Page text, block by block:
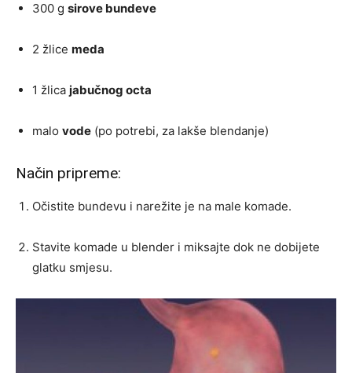
300 g sirove bundeve
2 žlice meda
1 žlica jabučnog octa
malo vode (po potrebi, za lakše blendanje)
Način pripreme:
Očistite bundevu i narežite je na male komade.
Stavite komade u blender i miksajte dok ne dobijete
glatku smjesu.